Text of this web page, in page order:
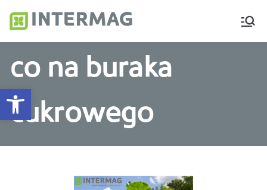
Otwórz pasek narzędzi
dolistnych i biostymulatorów
co na buraka
cukrowego